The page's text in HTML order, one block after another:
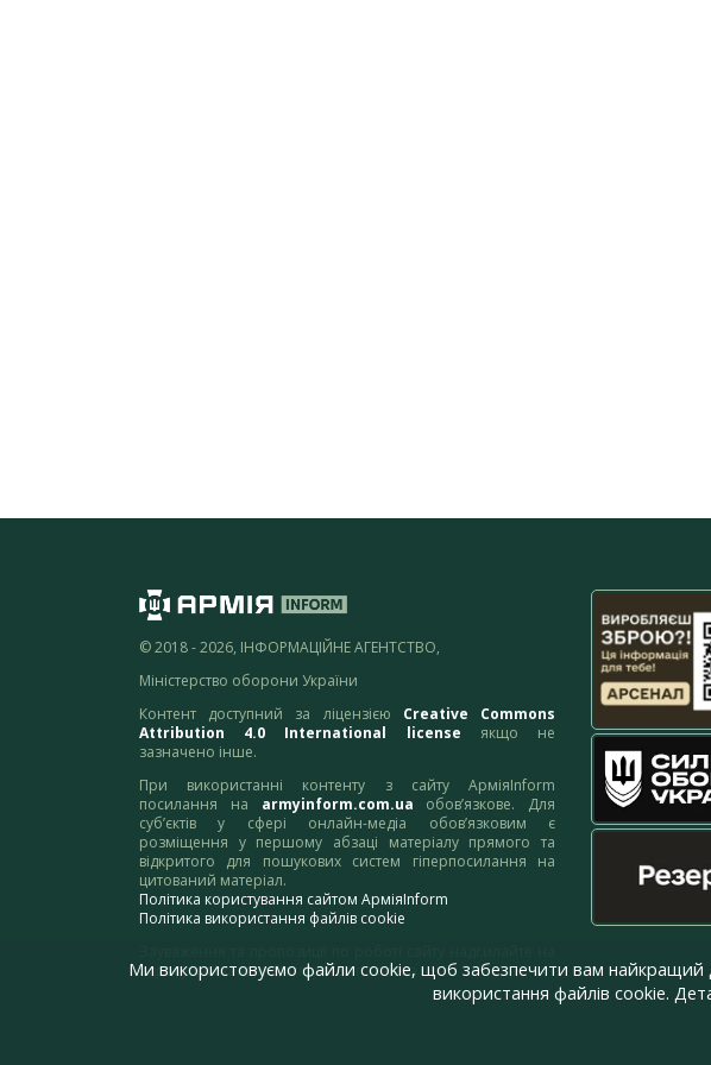
© 2018 - 2026, ІНФОРМАЦІЙНЕ АГЕНТСТВО,
Міністерство оборони України
Контент доступний за ліцензією Creative Commons
Attribution 4.0 International license якщо не
зазначено інше.
При використанні контенту з сайту АрміяInform
посилання на armyinform.com.ua обов’язкове. Для
суб’єктів у сфері онлайн-медіа обов’язковим є
розміщення у першому абзаці матеріалу прямого та
відкритого для пошукових систем гіперпосилання на
цитований матеріал.
Політика користування сайтом АрміяInform
Політика використання файлів cookie
адресу:webmaster@armyinform.com.ua
Ми використовуємо файли cookie, щоб забезпечити вам найкращий
використання файлів cookie.